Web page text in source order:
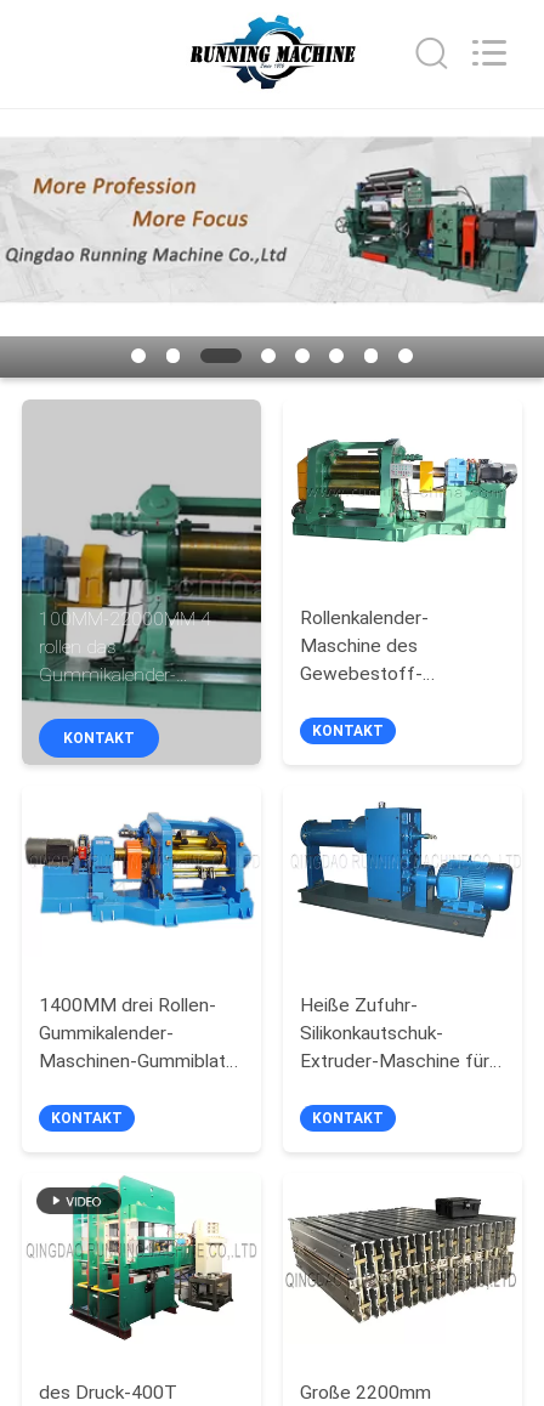
HAUS
PRODUKTE
UNS
FABRIK-
QUALITÄTSKONTROLLE
TRETEN
SIE
MIT
UNS
IN
VERBINDUNG
NACHRICHTEN
SITEMAP
PRIVACY
100MM-22000MM 4
rollen das
Gummikalender-
Maschine PVC-Gewebe-
Kalandern
KONTAKT
Rollenkalender-
Maschine des
Gewebestoff-
PLC-Steuerung
KONTAKT
1400MM drei Rollen-
Gummikalender-
Maschinen-Gummiblatt-
KONTAKT
Heiße Zufuhr-
Silikonkautschuk-
Extruder-Maschine für
KONTAKT
des Druck-400T
Große 2200mm